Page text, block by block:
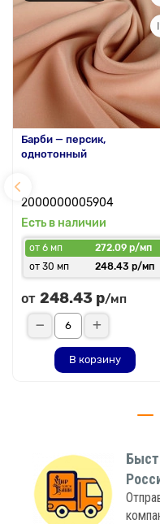
Барби — персик,
однотонный
2000000005904
Есть в наличии
от 6 мп
272.09 р/мп
от 30 мп
248.43 р/мп
от 248.43 р/мп
В корзину